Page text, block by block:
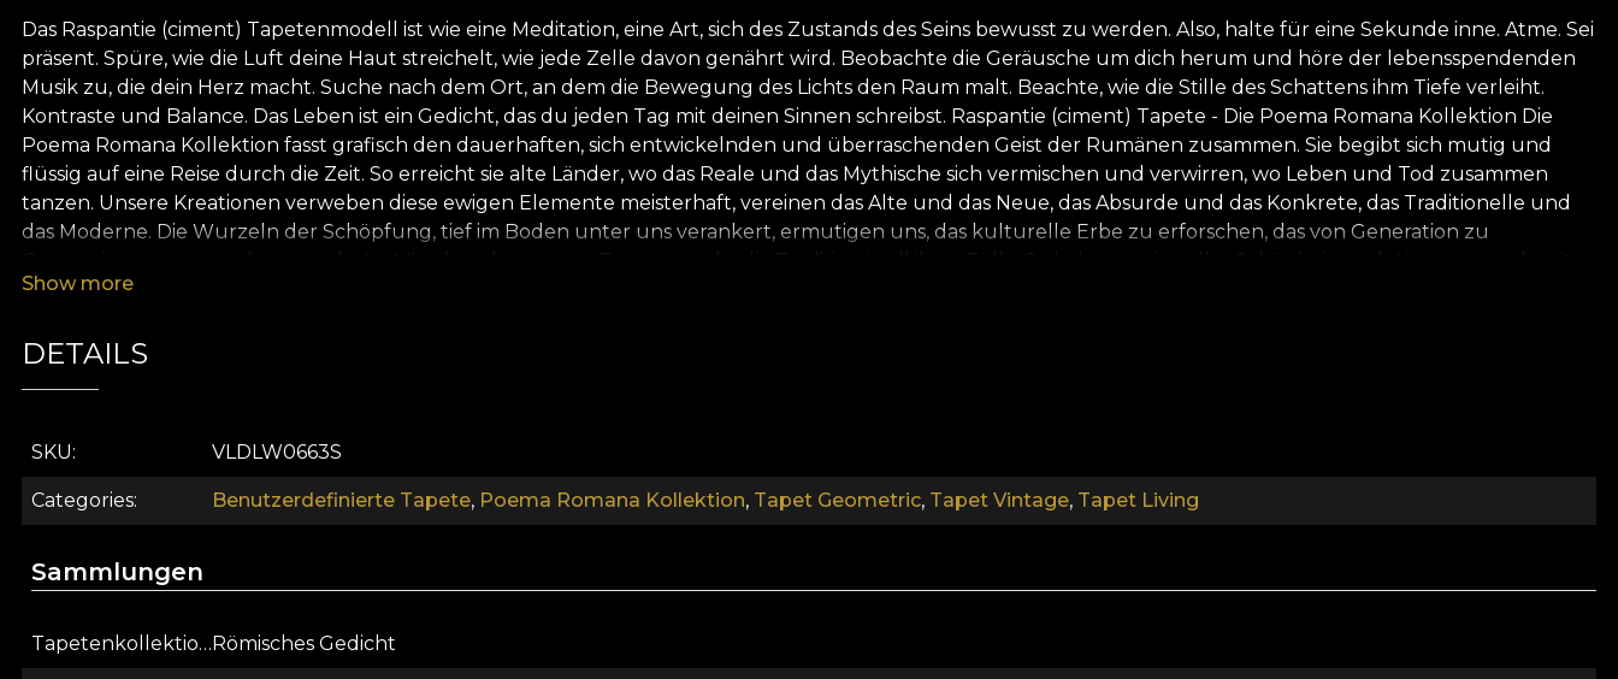
Das Raspantie (ciment) Tapetenmodell ist wie eine Meditation, eine Art, sich des Zustands des Seins bewusst zu werden. Also, halte für eine Sekunde inne. Atme. Sei
präsent. Spüre, wie die Luft deine Haut streichelt, wie jede Zelle davon genährt wird. Beobachte die Geräusche um dich herum und höre der lebensspendenden
Musik zu, die dein Herz macht. Suche nach dem Ort, an dem die Bewegung des Lichts den Raum malt. Beachte, wie die Stille des Schattens ihm Tiefe verleiht.
Kontraste und Balance. Das Leben ist ein Gedicht, das du jeden Tag mit deinen Sinnen schreibst. Raspantie (ciment) Tapete - Die Poema Romana Kollektion Die
Poema Romana Kollektion fasst grafisch den dauerhaften, sich entwickelnden und überraschenden Geist der Rumänen zusammen. Sie begibt sich mutig und
flüssig auf eine Reise durch die Zeit. So erreicht sie alte Länder, wo das Reale und das Mythische sich vermischen und verwirren, wo Leben und Tod zusammen
tanzen. Unsere Kreationen verweben diese ewigen Elemente meisterhaft, vereinen das Alte und das Neue, das Absurde und das Konkrete, das Traditionelle und
das Moderne. Die Wurzeln der Schöpfung, tief im Boden unter uns verankert, ermutigen uns, das kulturelle Erbe zu erforschen, das von Generation zu
Taschen voller Inspiration und Seelen, die bereit sind, zu schaffen. Wir machten uns daran, Elemente aus der rumänischen Sprache, Kleidung und Bräuchen zu
Graffiti-Farbtönen. Aus Liebe und Respekt zur Natur sind alle unsere Tapeten aus natürlichen, ökologischen und biologisch abbaubaren Materialien hergestellt.
Show more
DETAILS
SKU VLDLW0663S
Categories Benutzerdefinierte Tapete, Poema Romana Kollektion, Tapet Geometric, Tapet Vintage, Tapet Living
Sammlungen
Tapetenkollektion Römisches Gedicht